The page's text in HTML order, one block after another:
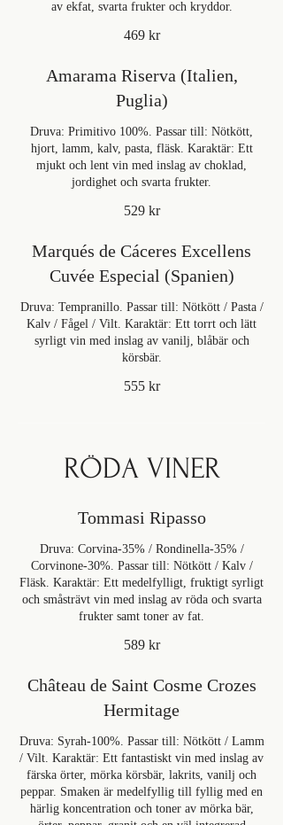
av ekfat, svarta frukter och kryddor.
469 kr
Amarama Riserva (Italien,
Puglia)
Druva: Primitivo 100%. Passar till: Nötkött,
hjort, lamm, kalv, pasta, fläsk. Karaktär: Ett
mjukt och lent vin med inslag av choklad,
jordighet och svarta frukter.
529 kr
Marqués de Cáceres Excellens
Cuvée Especial (Spanien)
Druva: Tempranillo. Passar till: Nötkött / Pasta /
Kalv / Fågel / Vilt. Karaktär: Ett torrt och lätt
syrligt vin med inslag av vanilj, blåbär och
körsbär.
555 kr
RÖDA VINER
Tommasi Ripasso
Druva: Corvina-35% / Rondinella-35% /
Corvinone-30%. Passar till: Nötkött / Kalv /
Fläsk. Karaktär: Ett medelfylligt, fruktigt syrligt
och småsträvt vin med inslag av röda och svarta
frukter samt toner av fat.
589 kr
Château de Saint Cosme Crozes
Hermitage
Druva: Syrah-100%. Passar till: Nötkött / Lamm
/ Vilt. Karaktär: Ett fantastiskt vin med inslag av
färska örter, mörka körsbär, lakrits, vanilj och
peppar. Smaken är medelfyllig till fyllig med en
härlig koncentration och toner av mörka bär,